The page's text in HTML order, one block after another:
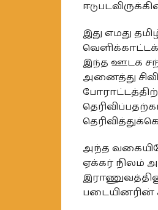
இது எமது
இந்த ஊடக
அனைத்து
அந்த
ஏக்கர் நிலம்
படையினரின்